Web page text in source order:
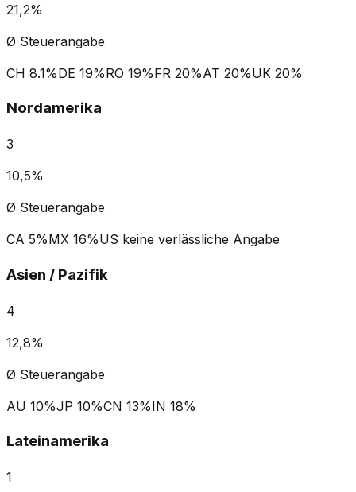
21,2%
Ø Steuerangabe
CH 8.1%DE 19%RO 19%FR 20%AT 20%UK 20%
Nordamerika
3
10,5%
Ø Steuerangabe
CA 5%MX 16%US keine verlässliche Angabe
Asien / Pazifik
4
12,8%
Ø Steuerangabe
AU 10%JP 10%CN 13%IN 18%
Lateinamerika
1